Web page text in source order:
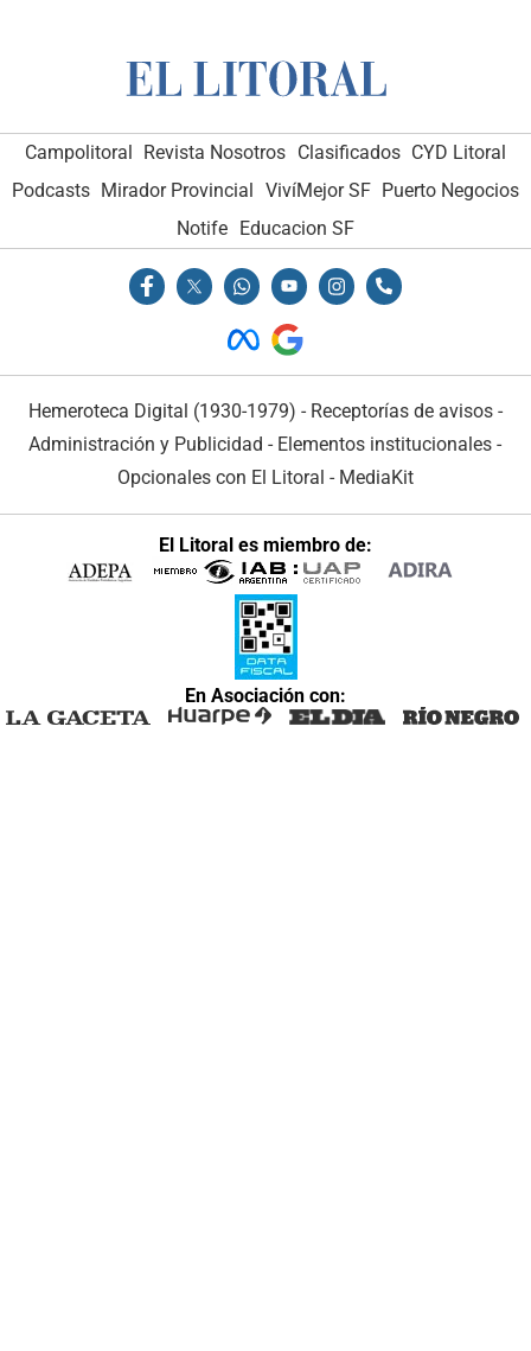
Campolitoral Revista Nosotros Clasificados CYD Litoral
Podcasts Mirador Provincial VivíMejor SF Puerto Negocios
Notife
Educacion SF
Hemeroteca Digital (1930-1979) - Receptorías de avisos -
Administración y Publicidad - Elementos institucionales -
Opcionales con El Litoral - MediaKit
El Litoral es miembro de:
En Asociación con: